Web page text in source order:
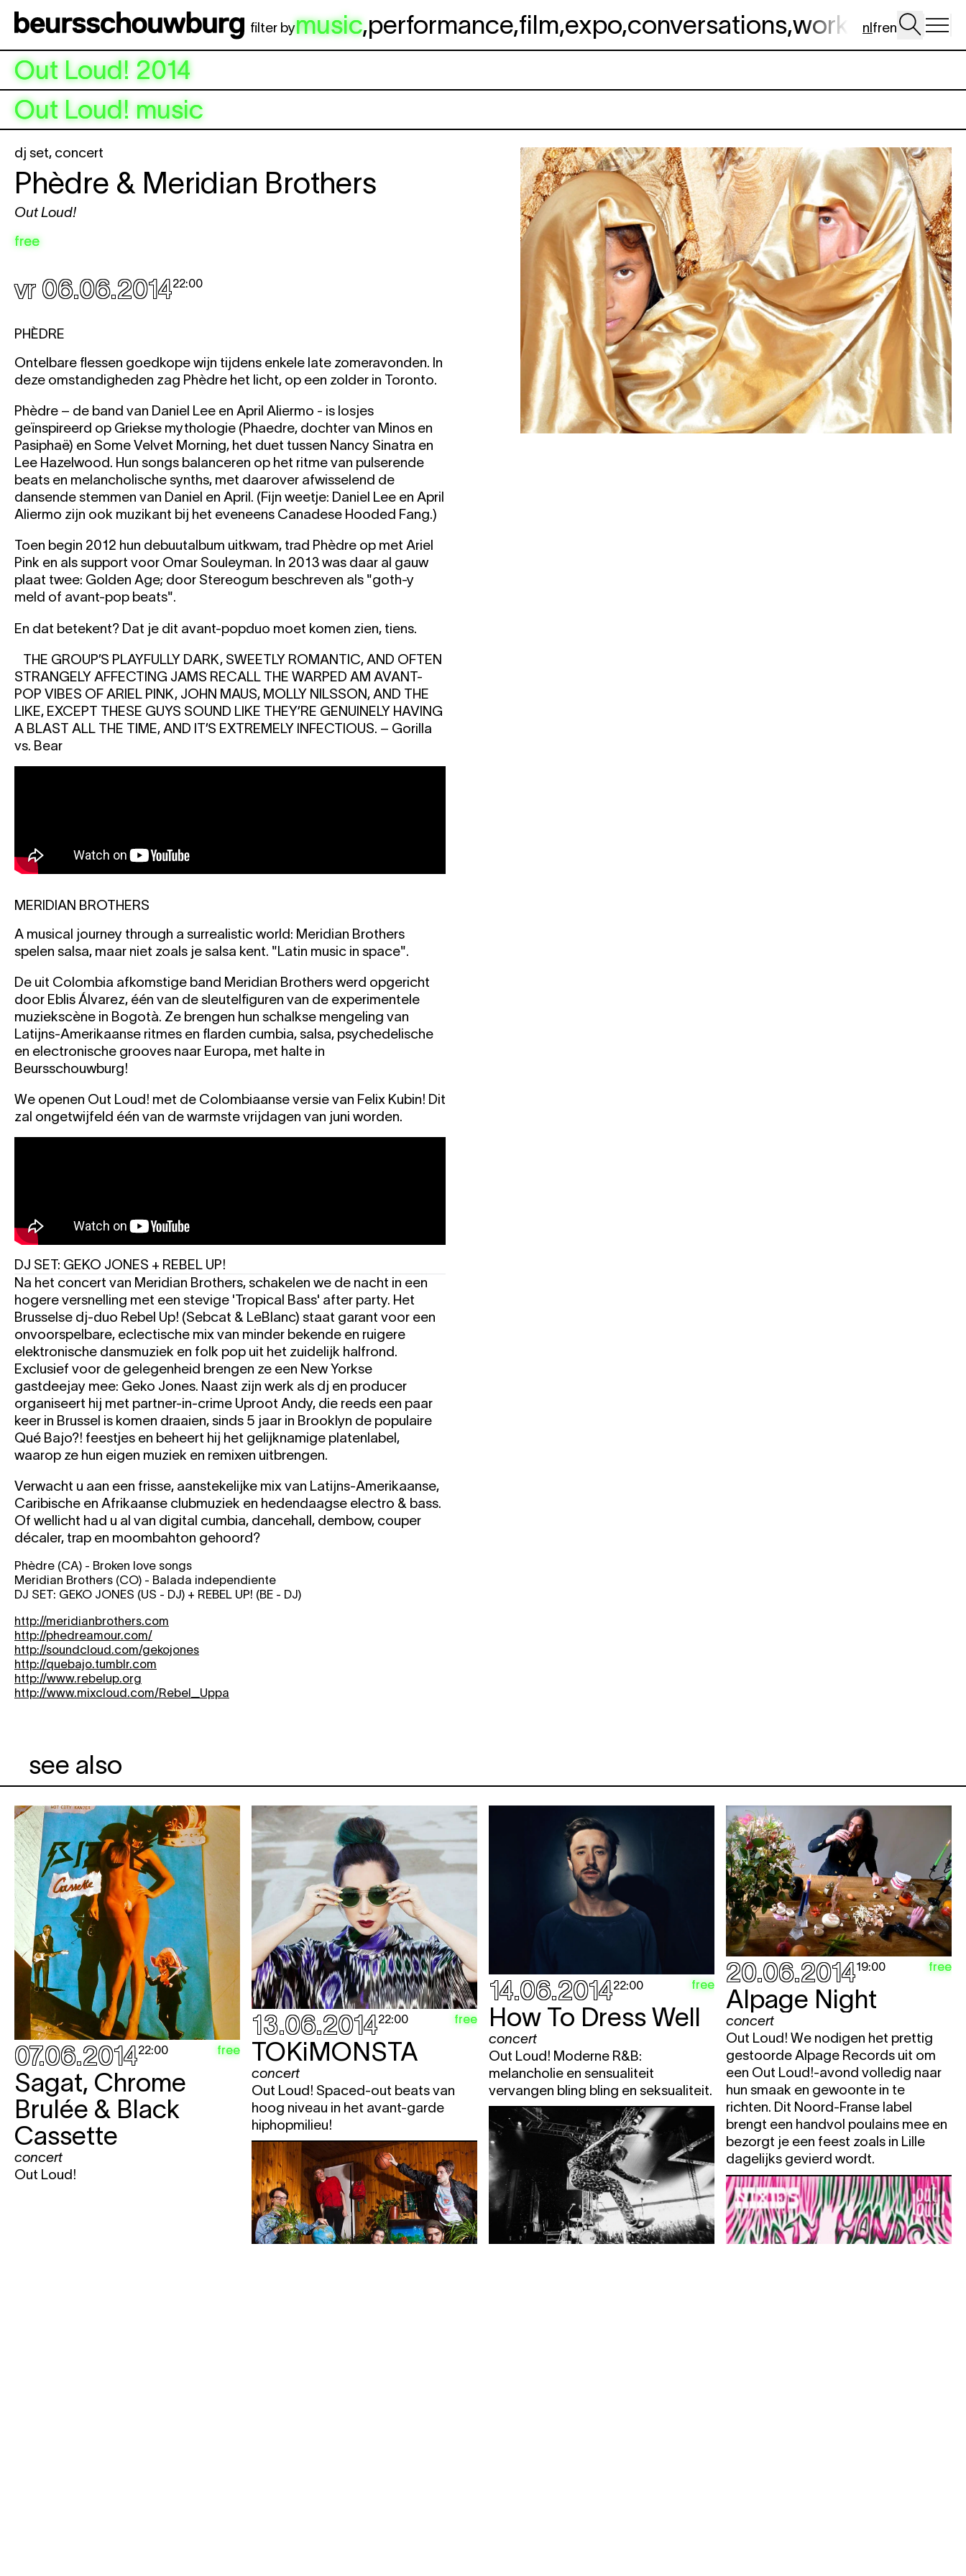
filter bymusic,performance,film,expo,conversations,workshop,dig
nl fren
Out Loud! 2014
Out Loud! music
dj set, concert
Phèdre & Meridian Brothers
Out Loud!
free
vr 06.06.201422:00
PHÈDRE
Ontelbare flessen goedkope wijn tijdens enkele late zomeravonden. In
deze omstandigheden zag Phèdre het licht, op een zolder in Toronto.
Phèdre – de band van Daniel Lee en April Aliermo - is losjes
geïnspireerd op Griekse mythologie (Phaedre, dochter van Minos en
Pasiphaë) en Some Velvet Morning, het duet tussen Nancy Sinatra en
Lee Hazelwood. Hun songs balanceren op het ritme van pulserende
beats en melancholische synths, met daarover afwisselend de
dansende stemmen van Daniel en April. (Fijn weetje: Daniel Lee en April
Aliermo zijn ook muzikant bij het eveneens Canadese Hooded Fang.)
Toen begin 2012 hun debuutalbum uitkwam, trad Phèdre op met Ariel
Pink en als support voor Omar Souleyman. In 2013 was daar al gauw
plaat twee: Golden Age; door Stereogum beschreven als "goth-y
meld of avant-pop beats".
En dat betekent? Dat je dit avant-popduo moet komen zien, tiens.
THE GROUP’S PLAYFULLY DARK, SWEETLY ROMANTIC, AND OFTEN
STRANGELY AFFECTING JAMS RECALL THE WARPED AM AVANT-
POP VIBES OF ARIEL PINK, JOHN MAUS, MOLLY NILSSON, AND THE
LIKE, EXCEPT THESE GUYS SOUND LIKE THEY’RE GENUINELY HAVING
A BLAST ALL THE TIME, AND IT’S EXTREMELY INFECTIOUS. – Gorilla
vs. Bear
MERIDIAN BROTHERS
A musical journey through a surrealistic world: Meridian Brothers
spelen salsa, maar niet zoals je salsa kent. "Latin music in space".
De uit Colombia afkomstige band Meridian Brothers werd opgericht
door Eblis Álvarez, één van de sleutelfiguren van de experimentele
muziekscène in Bogotà. Ze brengen hun schalkse mengeling van
Latijns-Amerikaanse ritmes en flarden cumbia, salsa, psychedelische
en electronische grooves naar Europa, met halte in
Beursschouwburg!
We openen Out Loud! met de Colombiaanse versie van Felix Kubin! Dit
zal ongetwijfeld één van de warmste vrijdagen van juni worden.
DJ SET: GEKO JONES + REBEL UP!
Na het concert van Meridian Brothers, schakelen we de nacht in een
hogere versnelling met een stevige 'Tropical Bass' after party. Het
Brusselse dj-duo Rebel Up! (Sebcat & LeBlanc) staat garant voor een
onvoorspelbare, eclectische mix van minder bekende en ruigere
elektronische dansmuziek en folk pop uit het zuidelijk halfrond.
Exclusief voor de gelegenheid brengen ze een New Yorkse
gastdeejay mee: Geko Jones. Naast zijn werk als dj en producer
organiseert hij met partner-in-crime Uproot Andy, die reeds een paar
keer in Brussel is komen draaien, sinds 5 jaar in Brooklyn de populaire
Qué Bajo?! feestjes en beheert hij het gelijknamige platenlabel,
waarop ze hun eigen muziek en remixen uitbrengen.
Verwacht u aan een frisse, aanstekelijke mix van Latijns-Amerikaanse,
Caribische en Afrikaanse clubmuziek en hedendaagse electro & bass.
Of wellicht had u al van digital cumbia, dancehall, dembow, couper
décaler, trap en moombahton gehoord?
Phèdre (CA) - Broken love songs
Meridian Brothers (CO) - Balada independiente
DJ SET: GEKO JONES (US - DJ) + REBEL UP! (BE - DJ)
http://meridianbrothers.com
http://phedreamour.com/
http://soundcloud.com/gekojones
http://quebajo.tumblr.com
http://www.rebelup.org
http://www.mixcloud.com/Rebel_Uppa
see also
07.06.201422:00 free
Sagat, Chrome
Brulée & Black
Cassette
concert
Out Loud!
13.06.201422:00 free
TOKiMONSTA
concert
Out Loud! Spaced-out beats van
hoog niveau in het avant-garde
hiphopmilieu!
14.06.201422:00 free
How To Dress Well
concert
Out Loud! Moderne R&B:
melancholie en sensualiteit
vervangen bling bling en seksualiteit.
20.06.201419:00 free
Alpage Night
concert
Out Loud! We nodigen het prettig
gestoorde Alpage Records uit om
een Out Loud!-avond volledig naar
hun smaak en gewoonte in te
richten. Dit Noord-Franse label
brengt een handvol poulains mee en
bezorgt je een feest zoals in Lille
dagelijks gevierd wordt.